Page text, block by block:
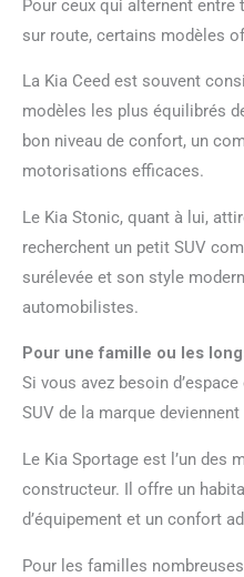
Pour ceux qui alternent entre trajets urbains et déplacements
sur route, certains modèles
La Kia Ceed est souvent considérée comme l’un des
modèles les plus équilibrés
bon niveau de confort, un
motorisations efficaces.
Le Kia Stonic, quant à lui, attire les conducteurs qui
recherchent un petit SUV
surélevée et son style
automobilistes.
Pour une famille ou les
Si vous avez besoin d’espace et de confort pour voyager, les
SUV de la marque
Le Kia Sportage est l’un des modèles les plus populaires du
constructeur. Il offre un
d’équipement et un confort
Pour les familles nombreuses ou les conducteurs qui